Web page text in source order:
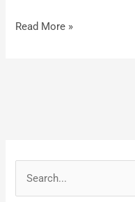
Read More »